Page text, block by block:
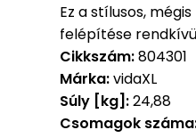
Ez a stílusos,
felépítése
Cikkszám:804301
Márka:vidaXL
Súly [kg]:24,88
Csomagok